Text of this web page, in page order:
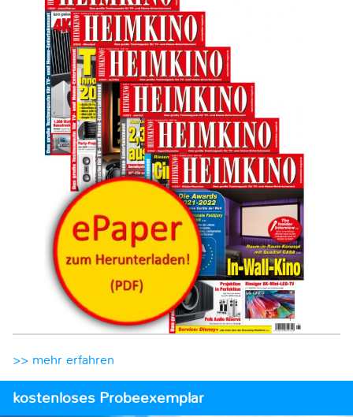
>> mehr erfahren
kostenloses Probeexemplar